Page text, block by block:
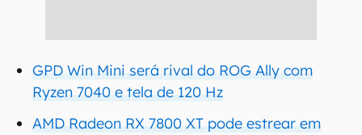
GPD Win Mini será rival do ROG Ally com
Ryzen 7040 e tela de 120 Hz
AMD Radeon RX 7800 XT pode estrear em